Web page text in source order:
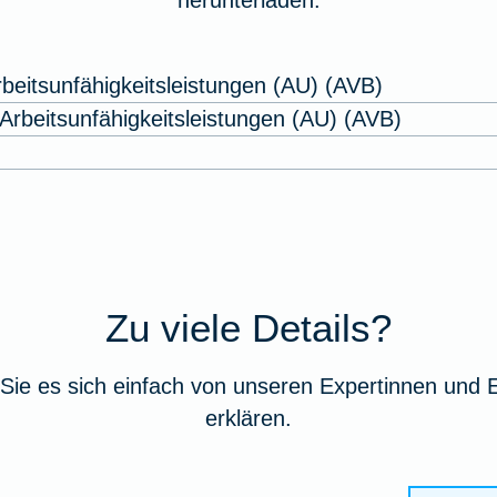
(AU) (AVB)
(AU) (AVB)
Zu viele Details?
es sich einfach von unseren Expertinnen und
erklären.